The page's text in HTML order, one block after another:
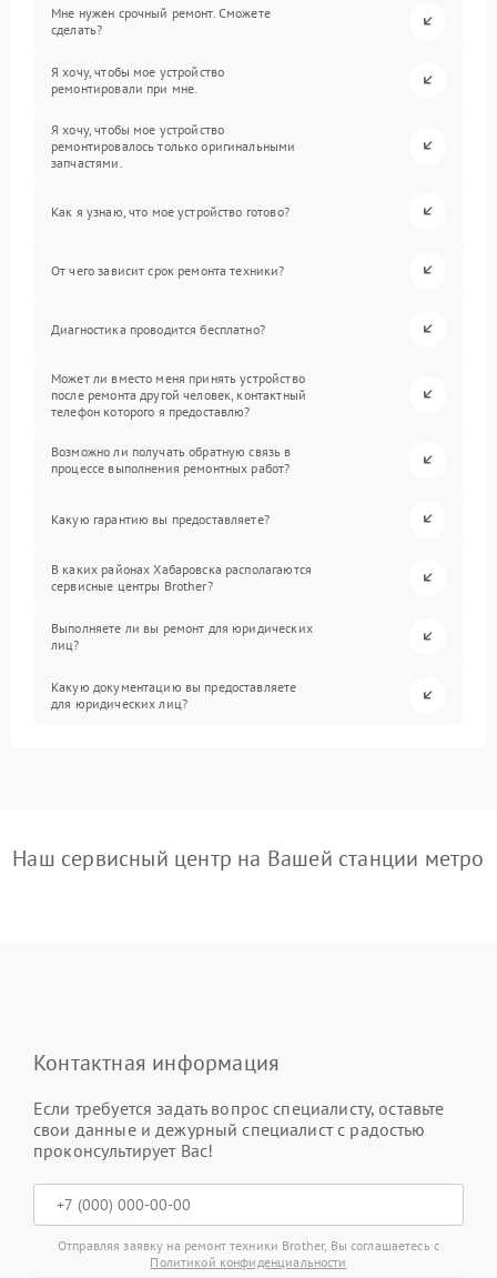
Мне нужен срочный ремонт. Сможете
сделать?
Я хочу, чтобы мое устройство
ремонтировали при мне.
Я хочу, чтобы мое устройство
ремонтировалось только оригинальными
запчастями.
Как я узнаю, что мое устройство готово?
От чего зависит срок ремонта техники?
Диагностика проводится бесплатно?
Может ли вместо меня принять устройство
после ремонта другой человек, контактный
телефон которого я предоставлю?
Возможно ли получать обратную связь в
процессе выполнения ремонтных работ?
Какую гарантию вы предоставляете?
В каких районах Хабаровска располагаются
сервисные центры Brother?
Выполняете ли вы ремонт для юридических
лиц?
Какую документацию вы предоставляете
для юридических лиц?
Наш сервисный центр на Вашей станции метро
Контактная информация
Если требуется задать вопрос специалисту, оставьте
свои данные и дежурный специалист с радостью
проконсультирует Вас!
Отправляя заявку на ремонт техники Brother, Вы соглашаетесь с
Политикой конфиденциальности